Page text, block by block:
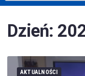
Dzień:
AKTUALNOŚCI